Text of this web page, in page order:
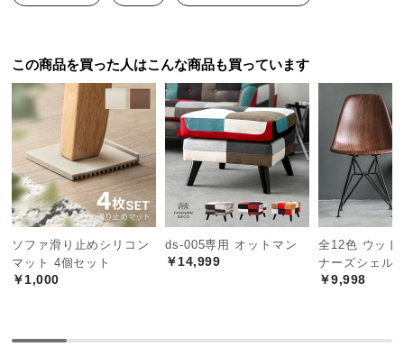
送
い
て
型
品
の
配
送
に
て
この商品を買った人はこんな商品も買っています
ソファ滑り止めシリコン
マット 4個セット
￥1,000
ds-005専用 オットマン
￥14,999
全12色 ウッド
ナーズシェル
￥9,998